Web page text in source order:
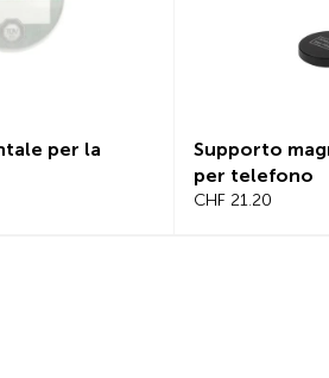
per la
Supporto
per telefono
CHF 21.20